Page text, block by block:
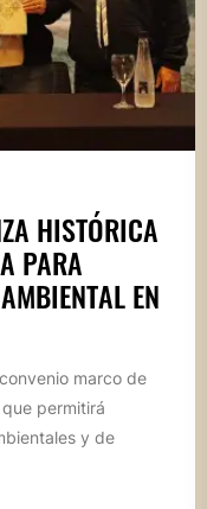
HISTÓRICA
PARA
EN
marco de
permitirá
y de